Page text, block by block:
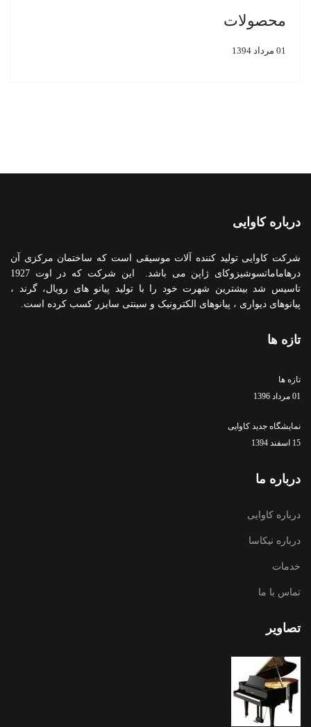
محصولات
01 مرداد 1394
درباره کاوایی
شرکت کاوایی تولید کننده آلات موسیقی است که ساختمان مرکزی آن
درهاماماتسوشیزوکای ژاپن می باشد. این شرکت که در اوت 1927
تاسیس شد بیشترین شهرت خود را با تولید پیانو های رویال، گرند ،
پیانوهای دیواری ، پیانوهای الکترونیک و سینتی سایزر کسب کرده است.
تازه ها
تازه ها
01 مرداد 1396
نمایشگاه جدید کاوایی
15 اسفند 1394
درباره ما
درباره کاوایی
درباره نیکاسا
خدمات
تماس با ما
تصاویر